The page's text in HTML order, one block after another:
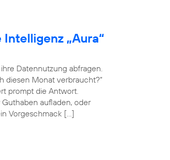
„Aura“
Datennutzung abfragen.
diesen Monat verbraucht?“
prompt die Antwort.
aufladen, oder
Vorgeschmack […]